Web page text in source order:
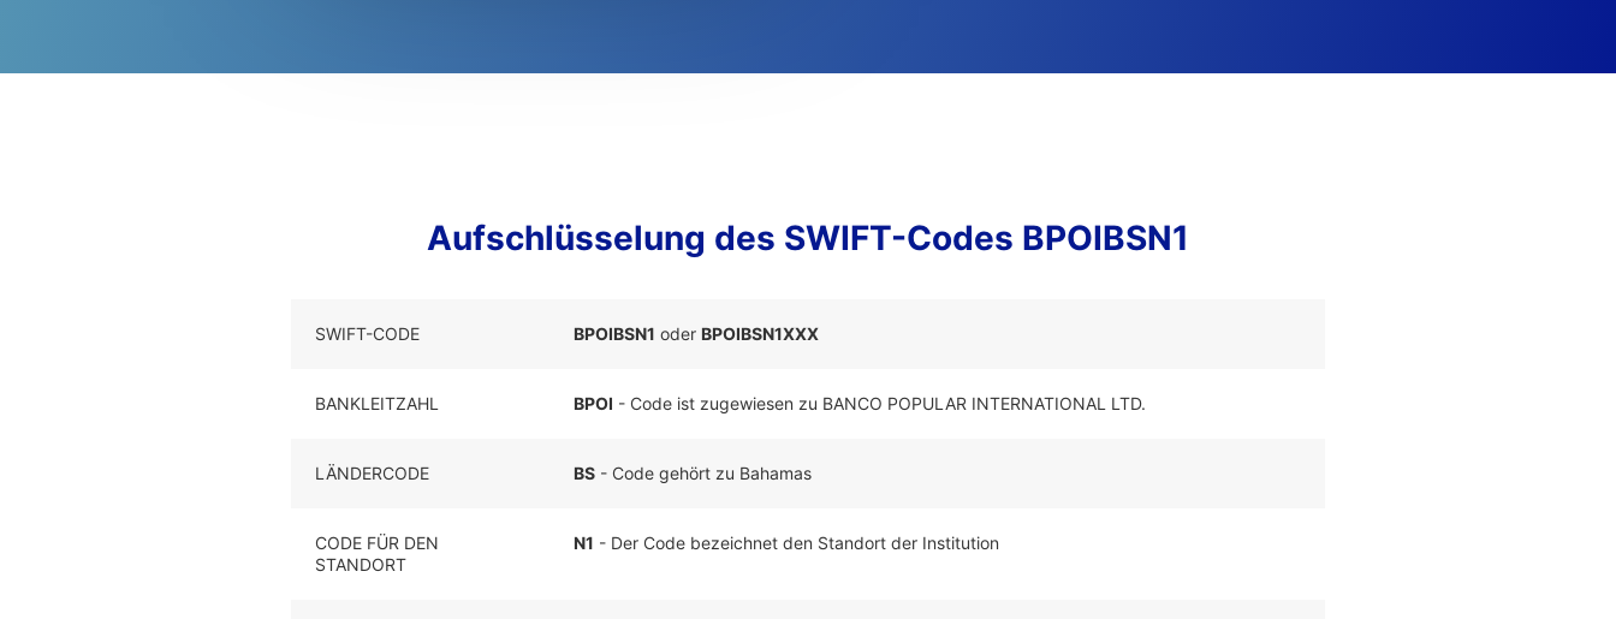
Aufschlüsselung des SWIFT-Codes BPOIBSN1
SWIFT-CODE BPOIBSN1 oder BPOIBSN1XXX
BANKLEITZAHL BPOI - Code ist zugewiesen zu BANCO POPULAR INTERNATIONAL LTD.
LÄNDERCODE BS - Code gehört zu Bahamas
CODE FÜR DEN
STANDORT
N1 - Der Code bezeichnet den Standort der Institution